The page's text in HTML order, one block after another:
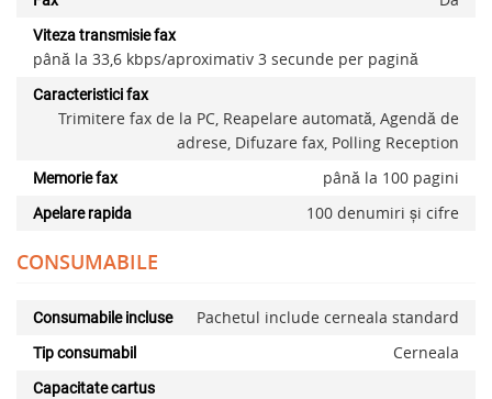
Viteza transmisie fax
până la 33,6 kbps/aproximativ 3 secunde per pagină
Caracteristici fax
Trimitere fax de la PC, Reapelare automată, Agendă de
adrese, Difuzare fax, Polling Reception
Memorie fax până la 100 pagini
Apelare rapida 100 denumiri și cifre
CONSUMABILE
Consumabile incluse Pachetul include cerneala standard
Tip consumabil Cerneala
Capacitate cartus